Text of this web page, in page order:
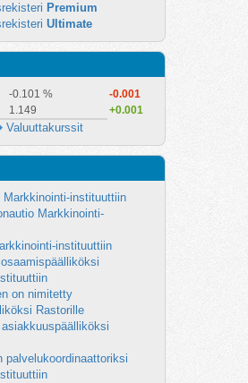
Premium
Ultimate
-0.101 % -0.001
1.149 +0.001
Valuuttakurssit
Markkinointi-instituuttiin
Markkinointi-
instituuttiin
on nimitetty
Rastorille
palvelukoordinaattoriksi